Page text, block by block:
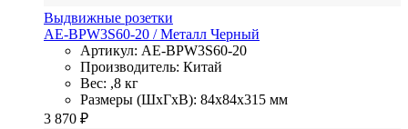
Выдвижные розетки
AE-BPW3S60-20 / Металл Черный
Артикул: AE-BPW3S60-20
Производитель: Китай
Вес: ,8 кг
Размеры (ШхГхВ): 84x84x315 мм
3 870 ₽